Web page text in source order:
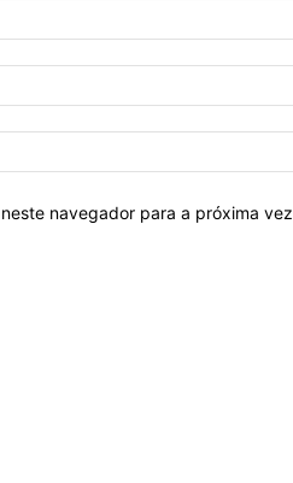
navegador para a próxima